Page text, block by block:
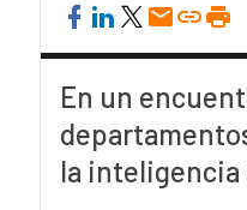
En un
la